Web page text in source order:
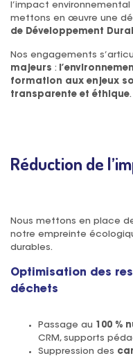
l’impact
mettons en œuvre une
de Développement
Nos engagements
majeurs :
formation aux enjeux
transparente et éthique.
Réduction de
Nous mettons en place
notre empreinte
durables.
Optimisation des
déchets
Passage au 100 %
CRM, supports
Suppression des